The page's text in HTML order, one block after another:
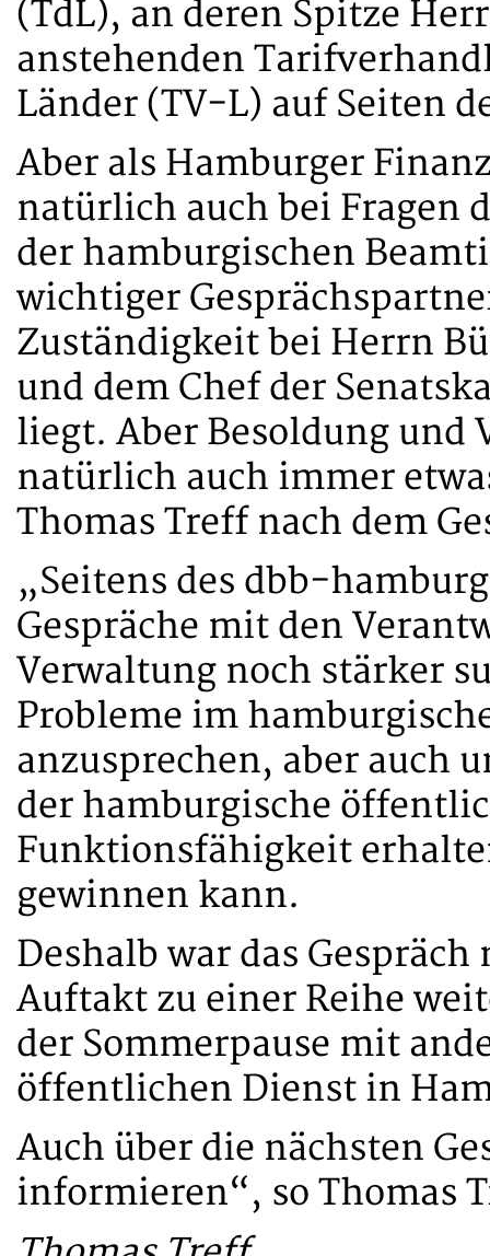
(TdL), an deren Spitze
anstehenden
Länder (TV-L) auf Seiten
Aber als Hamburger
natürlich auch bei Fragen
der hamburgischen
wichtiger
Zuständigkeit bei Herrn
und dem Chef der
liegt. Aber Besoldung und
natürlich auch immer
Thomas Treff nach dem
„Seitens des dbb-
Gespräche mit den
Verwaltung noch stärker
Probleme im
anzusprechen, aber auch
der hamburgische
Funktionsfähigkeit
gewinnen kann.
Deshalb war das
Auftakt zu einer Reihe
der Sommerpause mit
öffentlichen Dienst in
Auch über die nächsten
informieren“, so Thomas